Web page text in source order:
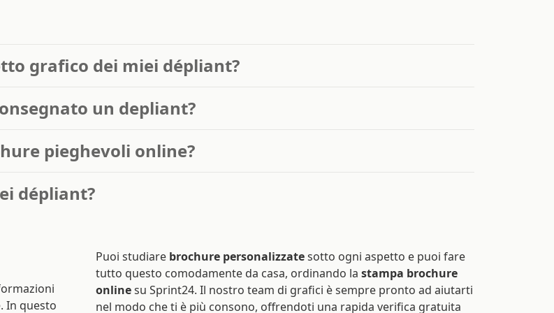
grafico dei miei dépliant?
un depliant?
pieghevoli online?
dépliant?
In questo
Puoi studiare brochure personalizzatesotto ogni aspetto e puoi fare
tutto questo comodamente da casa, ordinando la stampa brochure
onlinesu Sprint24. Il nostro team di grafici è sempre pronto ad aiutarti
nel modo che ti è più consono, offrendoti una rapida verifica gratuita